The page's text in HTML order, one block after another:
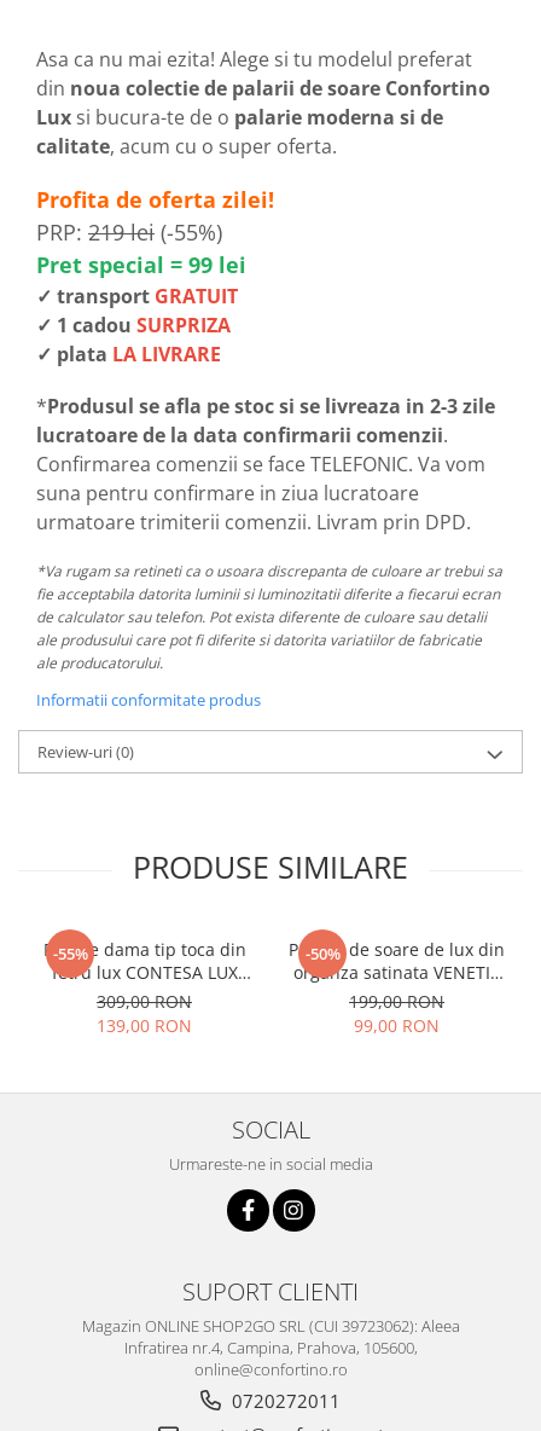
Asa ca nu mai ezita! Alege si tu modelul preferat
din noua colectie de palarii de soare Confortino
Lux si bucura-te de o palarie moderna si de
calitate, acum cu o super oferta.
Profita de oferta zilei!
PRP: 219 lei (-55%)
Pret special = 99 lei
✓ transport GRATUIT
✓ 1 cadou SURPRIZA
✓ plata LA LIVRARE
*Produsul se afla pe stoc si se livreaza in 2-3 zile
lucratoare de la data confirmarii comenzii.
Confirmarea comenzii se face TELEFONIC. Va vom
suna pentru confirmare in ziua lucratoare
urmatoare trimiterii comenzii. Livram prin DPD.
*Va rugam sa retineti ca o usoara discrepanta de culoare ar trebui sa
fie acceptabila datorita luminii si luminozitatii diferite a fiecarui ecran
de calculator sau telefon. Pot exista diferente de culoare sau detalii
ale produsului care pot fi diferite si datorita variatiilor de fabricatie
ale producatorului.
Informatii conformitate produs
Review-uri(0)
PRODUSE SIMILARE
-55%
Palarie dama tip toca din
fetru lux CONTESA LUX
(GRENA) - marime unica,
reglabila
309,00 RON
139,00 RON
-50%
Palarie de soare de lux din
organza satinata VENETIA
CHIC (MOV+ARAMIU) -
marime unica, reglabila
199,00 RON
99,00 RON
SOCIAL
Urmareste-ne in social media
SUPORT CLIENTI
Magazin ONLINE SHOP2GO SRL (CUI 39723062): Aleea
Infratirea nr.4, Campina, Prahova, 105600,
online@confortino.ro
0720272011